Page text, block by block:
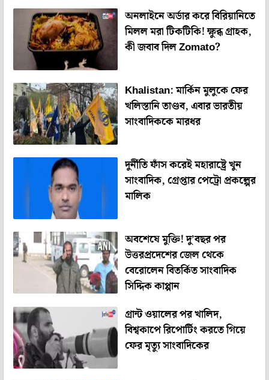
অনলাইনে অর্ডার করে বিরিয়ানিতে
মিলল মরা টিকটিকি! ক্ষুব্ধ গ্রাহক,
কী জবাব দিল Zomato?
Khalistan: মার্কিন মুলুকে ফের
খলিস্তানি তাণ্ডব, এবার ভারতীয়
সাংবাদিককে মারধর
দুর্নীতি ফাঁস করেই মহারাষ্ট্রে খুন
সাংবাদিক, গ্রেপ্তার পেট্রো প্রকল্পের
মালিক
অবশেষে মুক্তি! দু’বছর পর
উত্তরপ্রদেশের জেল থেকে
বেরোলেন বিতর্কিত সাংবাদিক
সিদ্দিক কাপ্পান
গ্রান্ট ওয়ালের পর খালিদ,
বিশ্বকাপে রিপোর্টিং করতে গিয়ে
ফের মৃত্যু সাংবাদিকের